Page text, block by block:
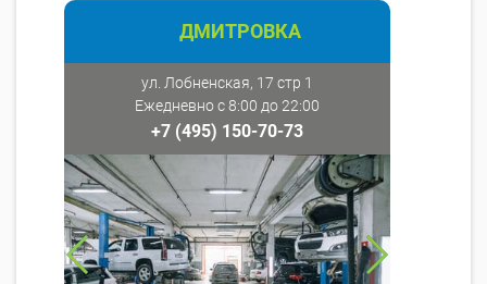
ДМИТРОВКА
ул. Лобненская, 17 стр 1
Ежедневно с 8:00 до 22:00
+7 (495) 150-70-73